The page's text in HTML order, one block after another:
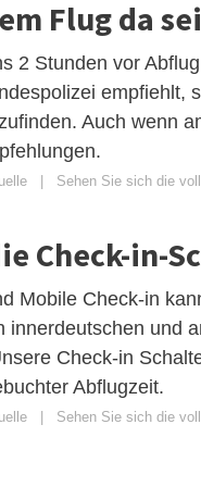
Flug da
2 Stunden vor
empfiehlt,
Auch wenn
| Sehen Sie sich die
Check-in-
Mobile Check-in
innerdeutschen und
Check-in
Abflugzeit.
| Sehen Sie sich die